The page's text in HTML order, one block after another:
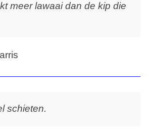
meer lawaai dan de kip die
schieten.